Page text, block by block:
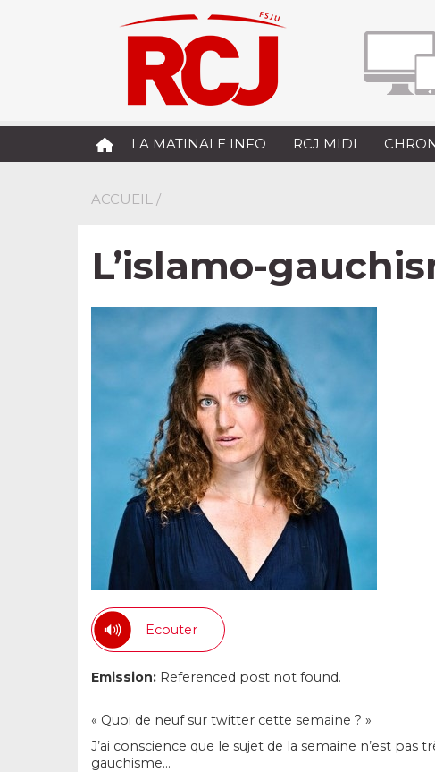
LA MATINALE INFO RCJ MIDI
ACCUEIL /
L’islamo-
Ecouter
Emission: Referenced post not found.
« Quoi de neuf sur twitter cette semaine ? »
J’ai conscience que le sujet de la semaine n’est
gauchisme…